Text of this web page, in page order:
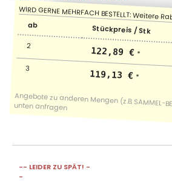
ab Stückpreis / Stk
2 122,89 € *
3 119,13 € *
-- LEIDER ZU SPÄT! -
-